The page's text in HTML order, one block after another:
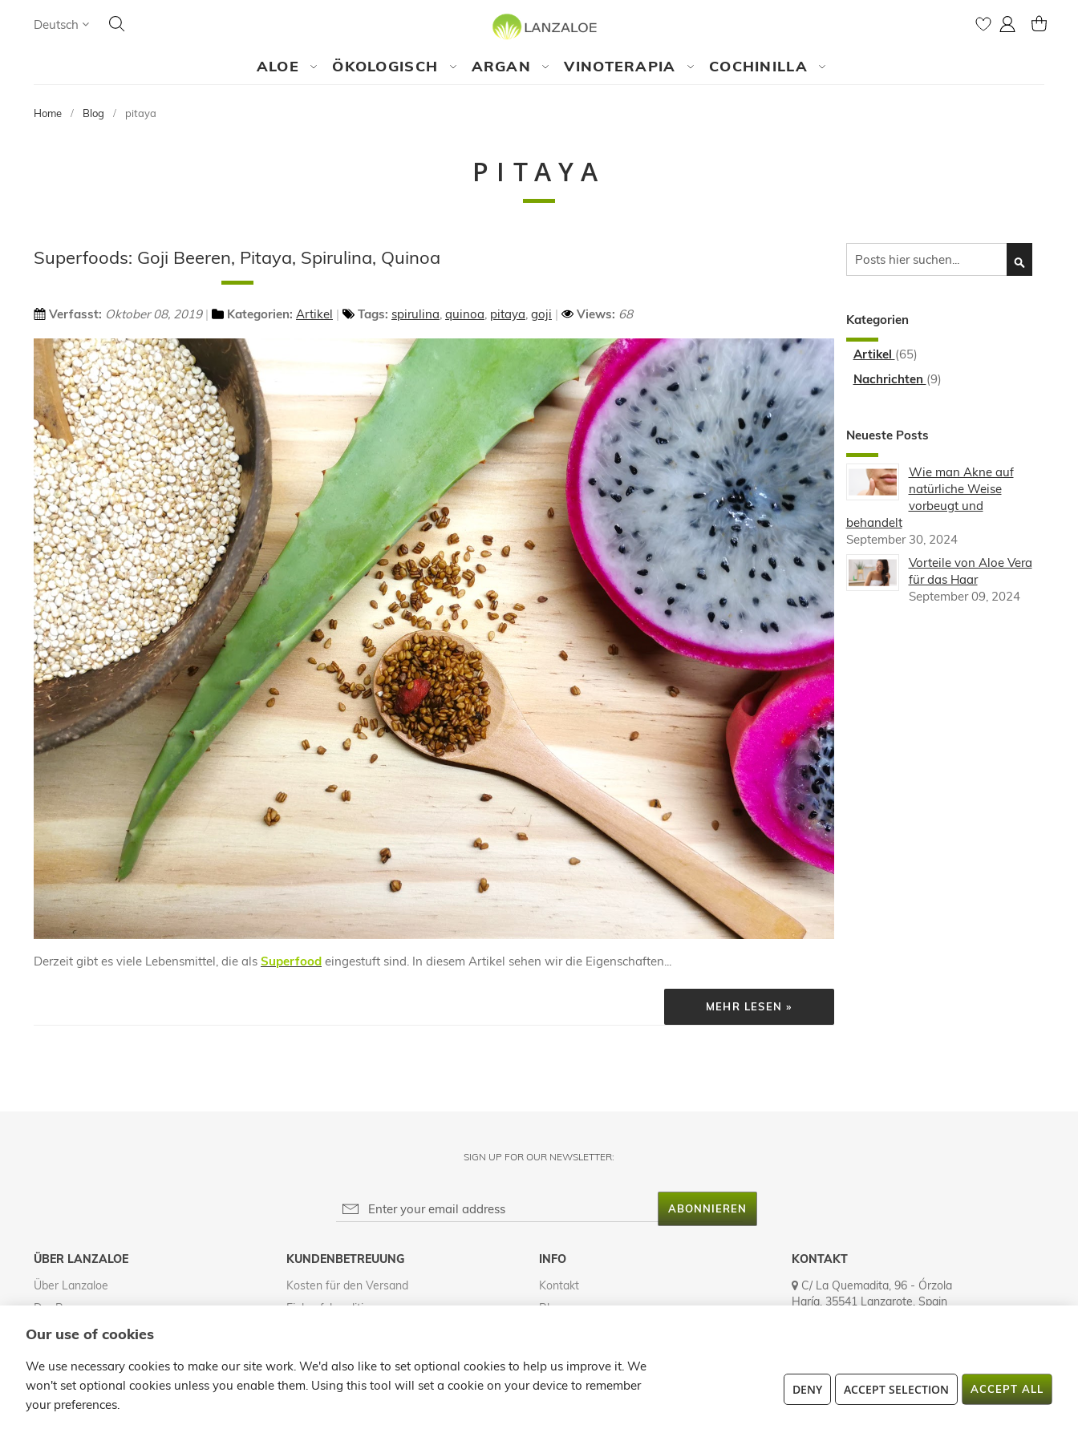
Language
Deutsch Search
SEARCH My Account
MY
ALOE ÖKOLOGISCH ARGAN VINOTERAPIA COCHINILLA
Home Blog pitaya
PITAYA
Superfoods: Goji Beeren, Pitaya, Spirulina, Quinoa
Verfasst: Oktober 08, 2019 Kategorien: Artikel Tags: spirulina, quinoa, pitaya, goji Views: 68
Derzeit gibt es viele Lebensmittel, die als Superfood eingestuft sind. In diesem Artikel sehen wir die Eigenschaften...
MEHR LESEN »
Kategorien
Artikel (65)
Nachrichten (9)
Neueste Posts
Wie man Akne auf
natürliche Weise
vorbeugt und
behandelt
September 30, 2024
Vorteile von Aloe Vera
für das Haar
September 09, 2024
SIGN UP FOR OUR NEWSLETTER:
ABONNIEREN
ÜBER LANZALOE
Über Lanzaloe
Der Prozess
Besuchen Sie den LanzaloePark
Qualitätsverpflichtung
KUNDENBETREUUNG
Kosten für den Versand
Einkaufskonditionen
Cookies-Politik
INFO
Kontakt
Blog
Karte
KONTAKT
C/ La Quemadita, 96 - Órzola
Haría, 35541 Lanzarote, Spain
Our use of cookies
We use necessary cookies to make our site work. We'd also like to set optional cookies to help us improve it. We
won't set optional cookies unless you enable them. Using this tool will set a cookie on your device to remember
your preferences.
DENY ACCEPT SELECTION ACCEPT ALL